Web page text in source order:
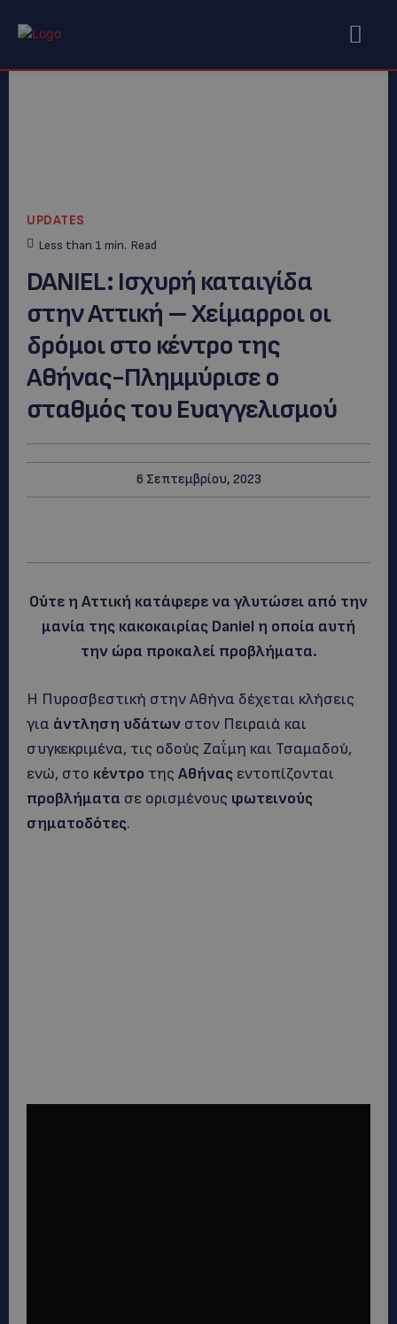
UPDATES
Less than 1 min. Read
DANIEL: Ισχυρή καταιγίδα
στην Αττική – Χείμαρροι οι
δρόμοι στο κέντρο της
Αθήνας-Πλημμύρισε ο
σταθμός του Ευαγγελισμού
6 Σεπτεμβρίου, 2023
Ούτε η Αττική κατάφερε να γλυτώσει από την
μανία της κακοκαιρίας Daniel η οποία αυτή
την ώρα προκαλεί προβλήματα.
Η Πυροσβεστική στην Αθήνα δέχεται κλήσεις
για άντληση υδάτων στον Πειραιά και
συγκεκριμένα, τις οδούς Ζαΐμη και Τσαμαδού,
ενώ, στο κέντρο της Αθήνας εντοπίζονται
προβλήματα σε ορισμένους φωτεινούς
σηματοδότες.